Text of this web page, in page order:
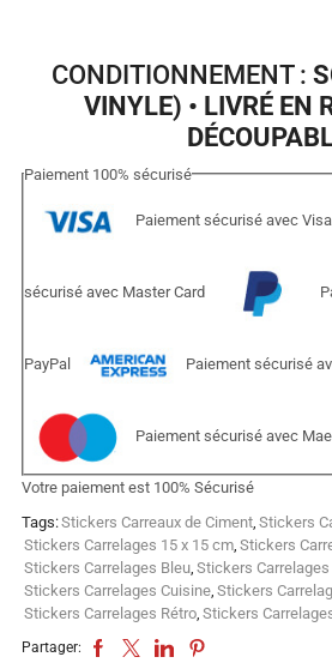
CONDITIONNEMENT :
VINYLE) • LIVRÉ EN
Paiement 100% sécurisé
Paiement sécurisé avec Visa
sécurisé avec Master Card
PayPal Paiement sécurisé
Paiement sécurisé avec
Votre paiement est 100% Sécurisé
Tags:Stickers Carreaux de Ciment Stickers
Stickers Carrelages 15 x 15 cm Stickers
Stickers Carrelages Bleu Stickers Carrelages
Stickers Carrelages Cuisine Stickers
Stickers Carrelages Rétro Stickers
Partager: